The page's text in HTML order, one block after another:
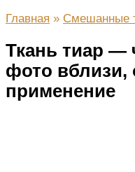
Главная » Смешанные
Ткань тиар —
фото вблизи,
применение